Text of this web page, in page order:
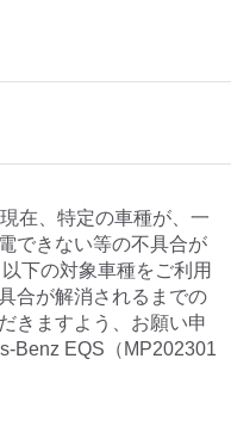
在、特定の車種が、一
できない等の不具合が
下の対象車種をご利用
合が解消されるまでの
きますよう、お願い申
Benz EQS（MP202301